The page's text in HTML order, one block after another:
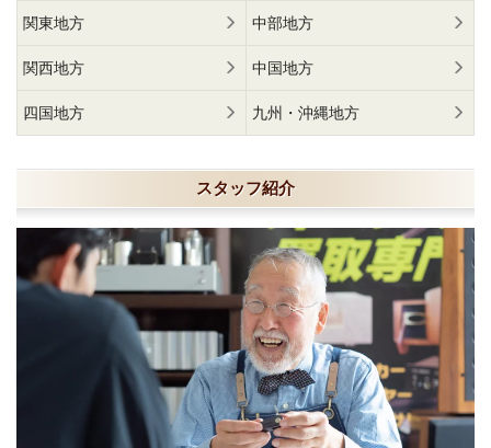
関東地方 中部地方
関西地方 中国地方
四国地方 九州・沖縄地方
スタッフ紹介